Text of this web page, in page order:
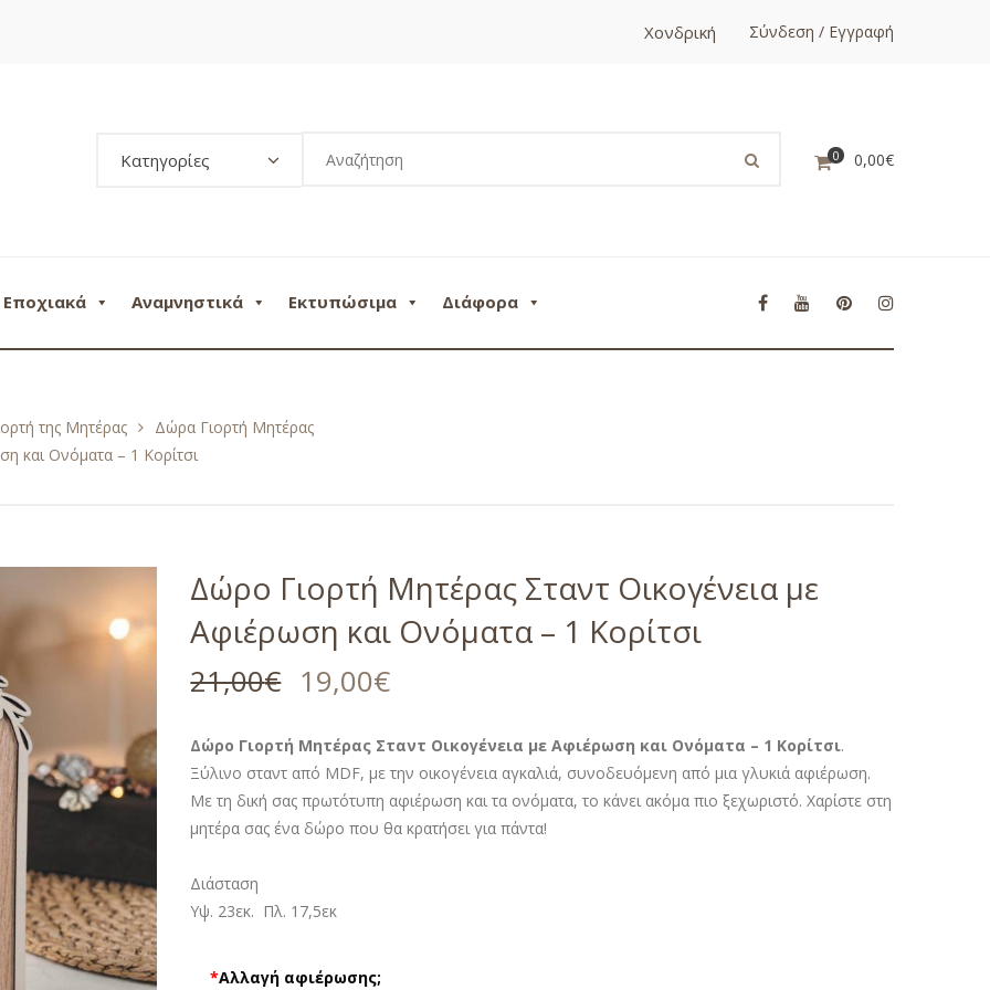
Χονδρική Σύνδεση / Εγγραφή
Κατηγορίες 0 0,00€
Εποχιακά Αναμνηστικά Εκτυπώσιμα Διάφορα
της Μητέρας
Δώρα Γιορτή Μητέρας
και Ονόματα – 1 Κορίτσι
Δώρο Γιορτή Μητέρας Σταντ Οικογένεια με
Αφιέρωση και Ονόματα – 1 Κορίτσι
21,00€ 19,00€
Δώρο Γιορτή Μητέρας Σταντ Οικογένεια με Αφιέρωση και Ονόματα – 1 Κορίτσι.
Ξύλινο σταντ από MDF, με την οικογένεια αγκαλιά, συνοδευόμενη από μια γλυκιά αφιέρωση.
Με τη δική σας πρωτότυπη αφιέρωση και τα ονόματα, το κάνει ακόμα πιο ξεχωριστό. Χαρίστε στη
μητέρα σας ένα δώρο που θα κρατήσει για πάντα!
Διάσταση
Υψ. 23εκ. Πλ. 17,5εκ
*Αλλαγή αφιέρωσης;